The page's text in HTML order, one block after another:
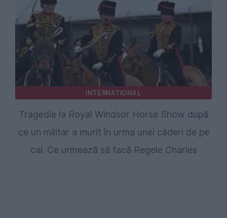
INTERNATIONAL
Tragedie la Royal Windsor Horse Show după
ce un militar a murit în urma unei căderi de pe
cal. Ce urmează să facă Regele Charles